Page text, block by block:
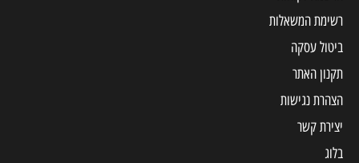
רשימת המשאלות
ביטול עסקה
תקנון האתר
הצהרת נגישות
יצירת קשר
בלוג